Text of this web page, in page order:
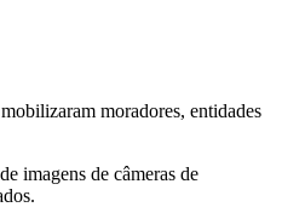
moradores, entidades
imagens de câmeras de